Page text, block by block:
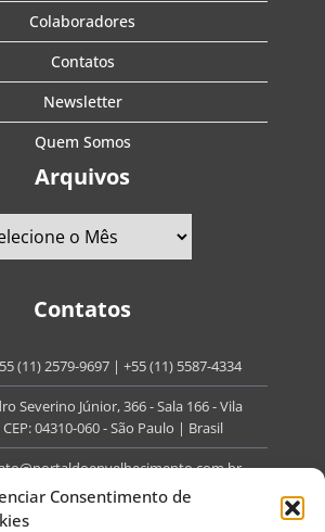
Consentimento de
Colaboradores
Contatos
Newsletter
Quem Somos
Arquivos
Contatos
(11) 2579-9697 | +55 (11) 5587-4334
Severino Júnior, 366 - Sala 166 - Vila
04310-060 - São Paulo | Brasil
portaldoenvelhecimento.com.br